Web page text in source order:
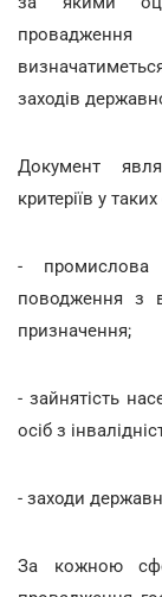
заходів
Документ
критеріїв у
- промислова
поводження з
призначення;
- зайнятість
осіб з
- заходи
За кожною